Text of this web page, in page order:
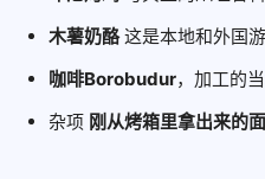
木薯奶酪这是本地和外国游
咖啡Borobudur，加工的
杂项 刚从烤箱里拿出来的